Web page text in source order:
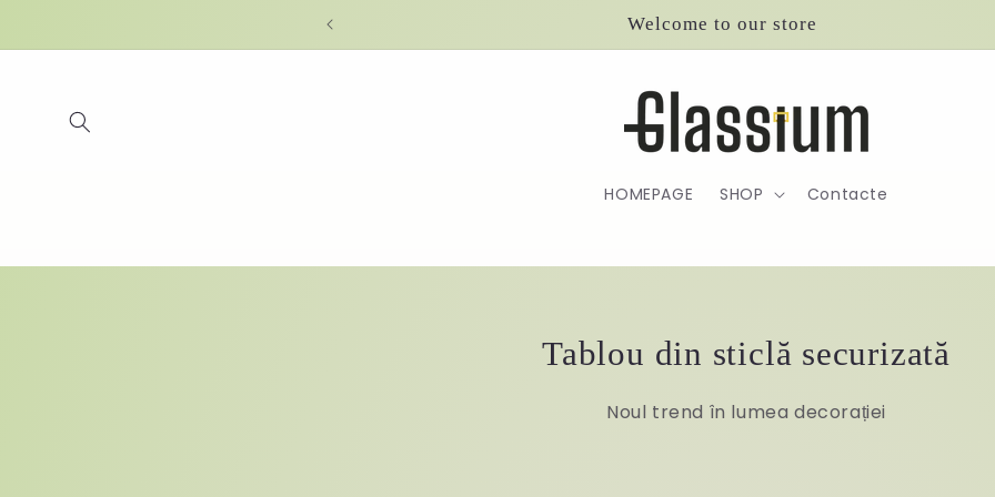
Welcome to our store
HOMEPAGE SHOP Contacte
Tablou din sticlă securizată
Noul trend în lumea decorației